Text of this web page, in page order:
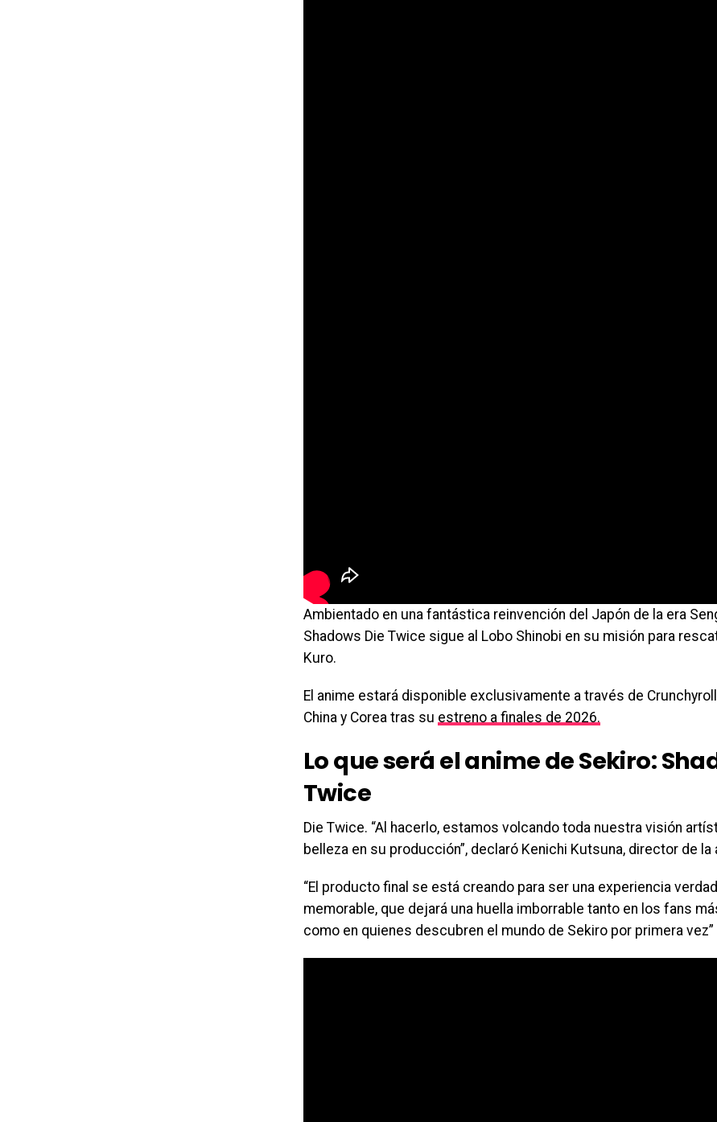
Ambientado en una fantástica reinvención del Japón de la era
Shadows Die Twice sigue al Lobo Shinobi en su misión para
Kuro.
El anime estará disponible exclusivamente a través de
China y Corea tras su estreno a finales de 2026.
Lo que será el anime de Sekiro:
Twice
Die Twice. “Al hacerlo, estamos volcando toda nuestra visión
belleza en su producción”, declaró Kenichi Kutsuna, director de la
“El producto final se está creando para ser una experiencia
memorable, que dejará una huella imborrable tanto en los fans
como en quienes descubren el mundo de Sekiro por primera vez”